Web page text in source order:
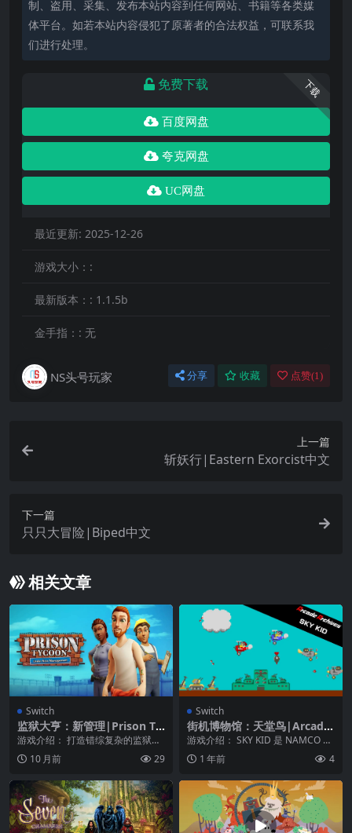
制、盗用、采集、发布本站内容到任何网站、书籍等各类媒
体平台。如若本站内容侵犯了原著者的合法权益，可联系我
们进行处理。
下载
免费下载
百度网盘
夸克网盘
UC网盘
最近更新: 2025-12-26
游戏大小：:
最新版本：: 1.1.5b
金手指：: 无
NS头号玩家 分享 收藏 点赞(1 )
上一篇
斩妖行|Eastern Exorcist中文
下一篇
只只大冒险|Biped中文
相关文章
Switch
监狱大亨：新管理|Prison Ty
coon: Under New Manage
游戏介绍： 打造错综复杂的监狱、
雇用能干的职员、细心管理囚犯，
在《监狱大亨：新管...
10 月前 29
Switch
街机博物馆：天堂鸟|Arcade
Archives: Sky Kid
游戏介绍： SKY KID 是 NAMCO 于
1985 年发行的射击游戏。 玩...
1 年前 4